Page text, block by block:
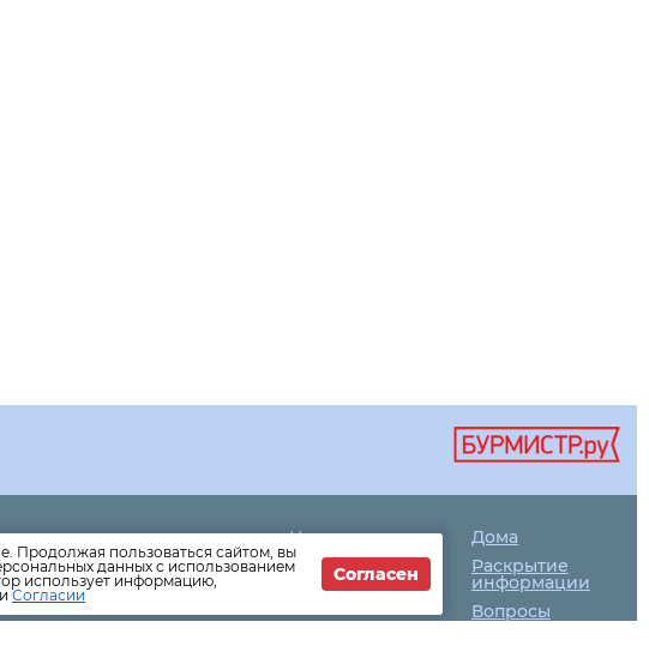
Одинцово, ул.
Новости
компании
Как оплатить
Дома
Раскрытие
информации
Вопросы
Продолжая пользоваться сайтом, вы
данных с использованием
использует информацию,
и Согласии
Согласен